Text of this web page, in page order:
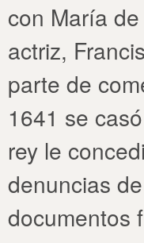
con María
actriz,
parte de
1641 se
rey le
denuncias
documentos